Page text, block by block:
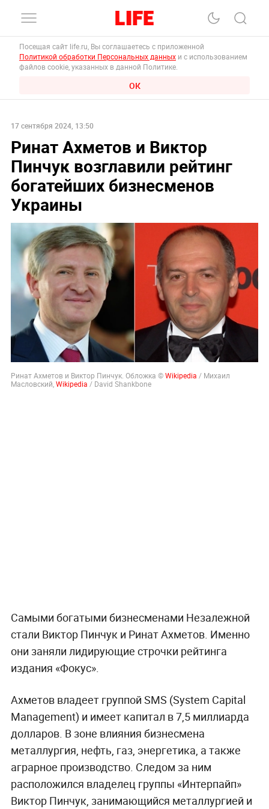
Посещая сайт life.ru, Вы соглашаетесь с приложенной
Политикой обработки Персональных данных и с использованием
файлов cookie, указанных в данной Политике.
ОК
17 сентября 2024, 13:50
Ринат Ахметов и Виктор
Пинчук возглавили рейтинг
богатейших бизнесменов
Украины
Ринат Ахметов и Виктор Пинчук. Обложка ©Wikipedia / Михаил
Масловский, Wikipedia / David Shankbone
Самыми богатыми бизнесменами Незалежной
стали Виктор Пинчук и Ринат Ахметов. Именно
они заняли лидирующие строчки рейтинга
издания «Фокус».
Ахметов владеет группой SMS (System Capital
Management) и имеет капитал в 7,5 миллиарда
долларов. В зоне влияния бизнесмена
металлургия, нефть, газ, энергетика, а также
аграрное производство. Следом за ним
расположился владелец группы «Интерпайп»
Виктор Пинчук, занимающийся металлургией и